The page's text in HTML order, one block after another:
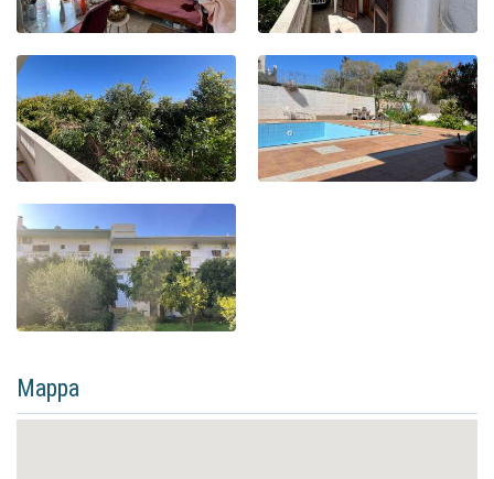
Mappa